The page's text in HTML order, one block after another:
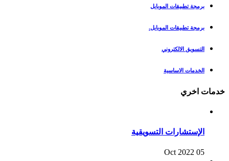
برمجة تطبيقات الموبايل
برمجة تطبيقات الموبايل.
التسويق الالكتروني
الخدمات الاساسية
خدمات اخري
الإستشارات التسويقية
05 Oct 2022